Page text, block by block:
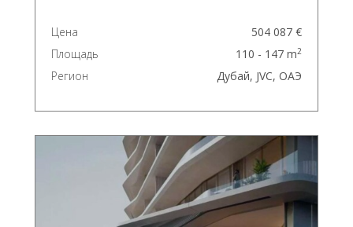
Цена
504 087 €
Площадь
110 - 147 m2
Регион Дубай, JVC, ОАЭ